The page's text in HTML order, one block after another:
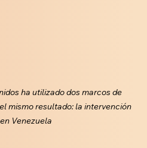
ha utilizado dos marcos de
mismo resultado: la intervención
Venezuela